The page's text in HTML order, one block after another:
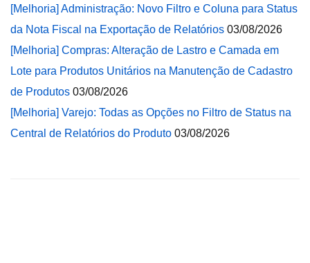
[Melhoria] Administração: Novo Filtro e Coluna para Status
da Nota Fiscal na Exportação de Relatórios 03/08/2026
[Melhoria] Compras: Alteração de Lastro e Camada em
Lote para Produtos Unitários na Manutenção de Cadastro
de Produtos 03/08/2026
[Melhoria] Varejo: Todas as Opções no Filtro de Status na
Central de Relatórios do Produto 03/08/2026